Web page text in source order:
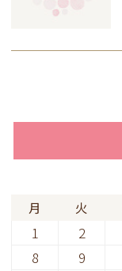
月 火
1 2
8
9